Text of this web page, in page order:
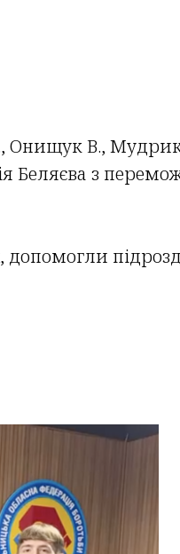
Онищук В.,
Беляєва з